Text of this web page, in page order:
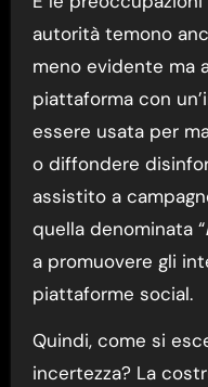
autorità temono
meno evidente ma
piattaforma con
essere usata per
o diffondere
assistito a
quella denominata “
a promuovere gli
piattaforme social.
Quindi, come si
incertezza? La